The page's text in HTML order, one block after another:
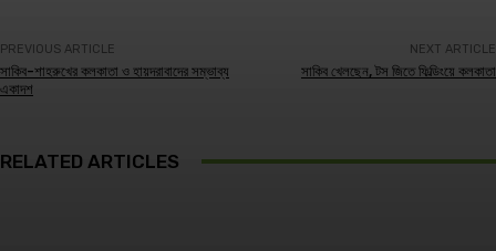
PREVIOUS ARTICLE
সাকিব-শাহরুখের কলকাতা ও হায়দরাবাদের সম্ভাব্য
একাদশ
NEXT ARTICLE
সাকিব খেলছেন, টস জিতে ফিল্ডিংয়ে কলকাতা
RELATED ARTICLES